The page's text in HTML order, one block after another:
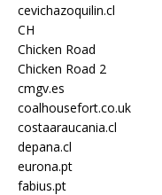
cevichazoquilin.cl
CH
Chicken Road
Chicken Road 2
cmgv.es
coalhousefort.co.uk
costaaraucania.cl
depana.cl
eurona.pt
fabius.pt